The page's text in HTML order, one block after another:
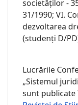
societăților -
31/1990; VI.
dezvoltarea
(studenți D/
Lucrările
„Sistemul
sunt publicate